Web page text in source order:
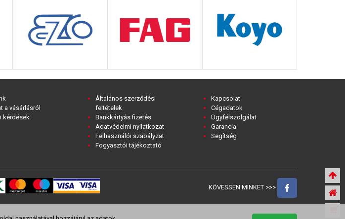
a vásárlásról
kérdések
Általános szerződési
feltételek
Bankkártyás fizetés
Adatvédelmi nyilatkozat
Felhasználói szabályzat
Fogyasztói tájékoztató
Kapcsolat
Cégadatok
Ügyfélszolgálat
Garancia
Segítség
KÖVESSEN MINKET >>>